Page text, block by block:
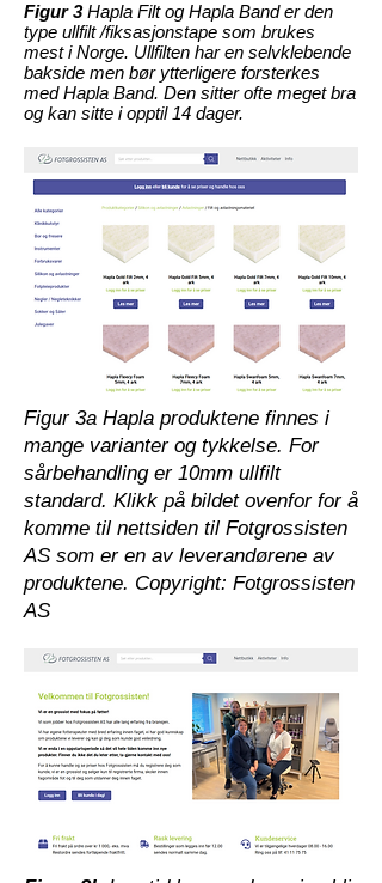
Figur 3Hapla Filt og Hapla Band er den
type ullfilt /fiksasjonstape som brukes
mest i Norge. Ullfilten har en selvklebende
bakside men bør ytterligere forsterkes
med Hapla Band. Den sitter ofte meget bra
og kan sitte i opptil 14 dager.
Figur 3a Hapla produktene finnes i
mange varianter og tykkelse. For
sårbehandling er 10mm ullfilt
standard. Klikk på bildet ovenfor for å
komme til nettsiden til Fotgrossisten
AS som er en av leverandørene av
produktene. Copyright: Fotgrossisten
AS